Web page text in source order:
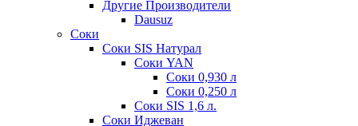
Другие Производители
Dausuz
Соки
Соки SIS Натурал
Соки YAN
Соки 0,930 л
Соки 0,250 л
Соки SIS 1,6 л.
Соки Иджеван